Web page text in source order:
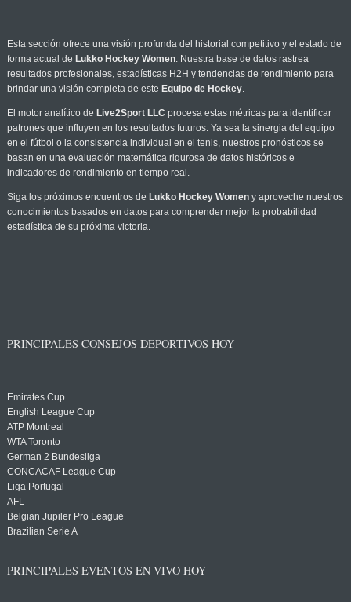
Esta sección ofrece una visión profunda del historial competitivo y el estado de
forma actual de Lukko Hockey Women. Nuestra base de datos rastrea
resultados profesionales, estadísticas H2H y tendencias de rendimiento para
brindar una visión completa de este Equipo de Hockey.
El motor analítico de Live2Sport LLC procesa estas métricas para identificar
patrones que influyen en los resultados futuros. Ya sea la sinergia del equipo
en el fútbol o la consistencia individual en el tenis, nuestros pronósticos se
basan en una evaluación matemática rigurosa de datos históricos e
indicadores de rendimiento en tiempo real.
Siga los próximos encuentros de Lukko Hockey Womeny aproveche nuestros
conocimientos basados en datos para comprender mejor la probabilidad
estadística de su próxima victoria.
PRINCIPALES CONSEJOS DEPORTIVOS HOY
Emirates Cup
English League Cup
ATP Montreal
WTA Toronto
German 2 Bundesliga
CONCACAF League Cup
Liga Portugal
AFL
Belgian Jupiler Pro League
Brazilian Serie A
PRINCIPALES EVENTOS EN VIVO HOY